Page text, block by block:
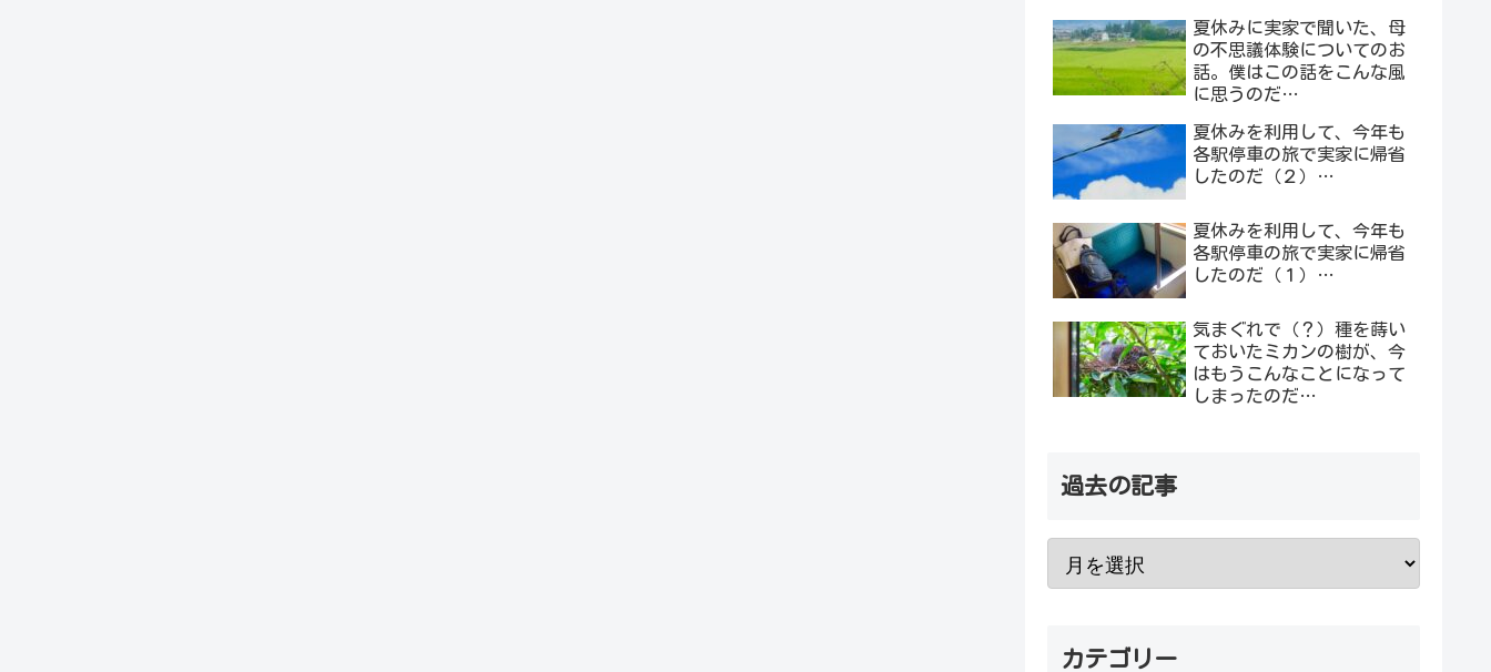
夏休みに実家で聞いた、母
の不思議体験についてのお
話。僕はこの話をこんな風
に思うのだ…
夏休みを利用して、今年も
各駅停車の旅で実家に帰省
したのだ（２）…
夏休みを利用して、今年も
各駅停車の旅で実家に帰省
したのだ（１）…
気まぐれで（？）種を蒔い
ておいたミカンの樹が、今
はもうこんなことになって
しまったのだ…
過去の記事
カテゴリー